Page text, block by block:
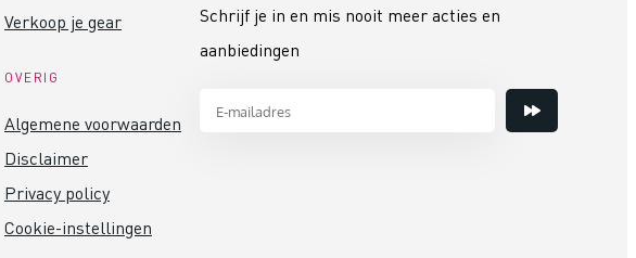
Verkoop je gear
OVERIG
Algemene voorwaarden
Disclaimer
Privacy policy
Cookie-instellingen
Schrijf je in en mis nooit meer acties en
aanbiedingen